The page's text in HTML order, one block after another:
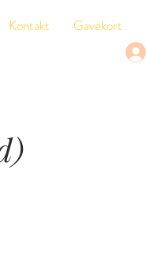
Kontakt Gavekort